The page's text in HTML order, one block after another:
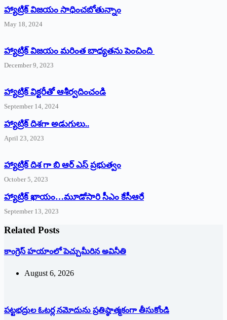
హ్యాట్రిక్‌ విజయం సాధించబోతున్నాం
May 18, 2024
హ్యాట్రిక్ విజయం మరింత బాధ్యతను పెంచింది
December 9, 2023
హ్యాట్రిక్‌ ‌విక్టరీతో ఆశీర్వదించండి
September 14, 2024
‌హ్యాట్రిక్‌ ‌దిశగా అడుగులు..
April 23, 2023
హ్యాట్రిక్ దిశ గా బి ఆర్ ఎస్ ప్రభుత్వం
October 5, 2023
హ్యాట్రిక్‌ ‌ఖాయం…మూడోసారి సీఎం కేసీఆరే
September 13, 2023
Related Posts
కాంగ్రెస్ హయాంలో పెచ్చుమీరిన అవినీతి
August 6, 2026
పట్టభద్రుల ఓటర్ల నమోదును ప్రతిష్ఠాత్మకంగా తీసుకోండి